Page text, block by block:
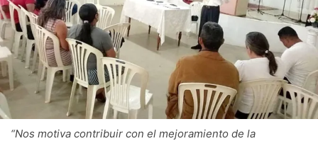
“Nos motiva contribuir con el mejoramiento de la